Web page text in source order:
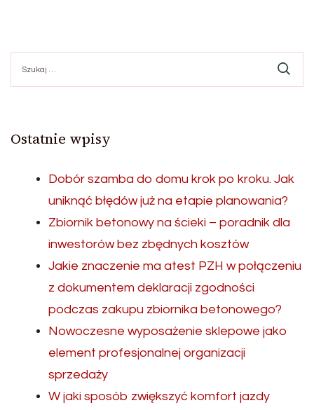
Ostatnie wpisy
Dobór szamba do domu krok po kroku. Jak
uniknąć błędów już na etapie planowania?
Zbiornik betonowy na ścieki – poradnik dla
inwestorów bez zbędnych kosztów
Jakie znaczenie ma atest PZH w połączeniu
z dokumentem deklaracji zgodności
podczas zakupu zbiornika betonowego?
Nowoczesne wyposażenie sklepowe jako
element profesjonalnej organizacji
sprzedaży
W jaki sposób zwiększyć komfort jazdy